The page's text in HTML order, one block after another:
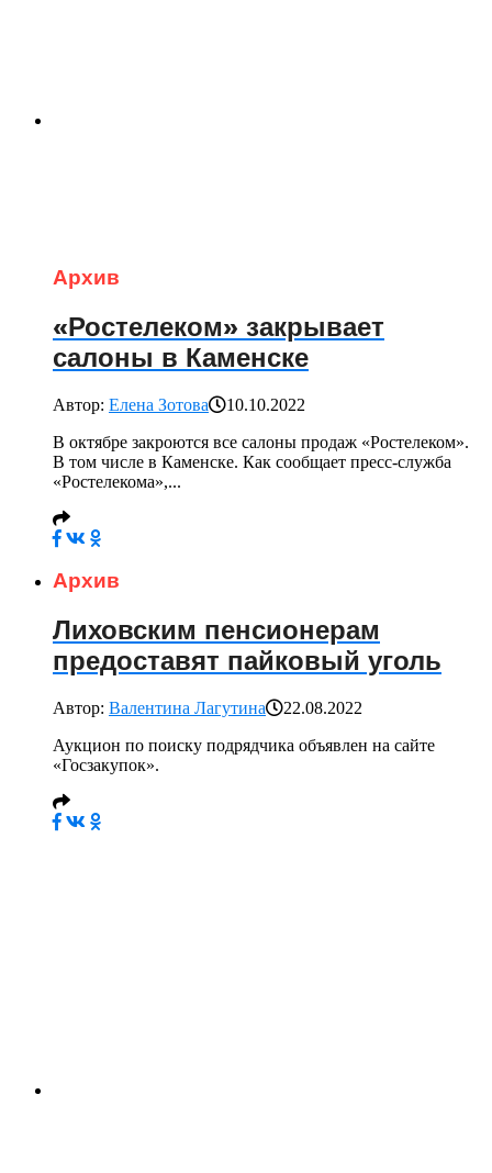
Архив
«Ростелеком» закрывает
салоны в Каменске
Автор: Елена Зотова
10.10.2022
В октябре закроются все салоны продаж «Ростелеком».
В том числе в Каменске. Как сообщает пресс-служба
«Ростелекома»,...
Архив
Лиховским пенсионерам
предоставят пайковый уголь
Автор: Валентина Лагутина
22.08.2022
Аукцион по поиску подрядчика объявлен на сайте
«Госзакупок».